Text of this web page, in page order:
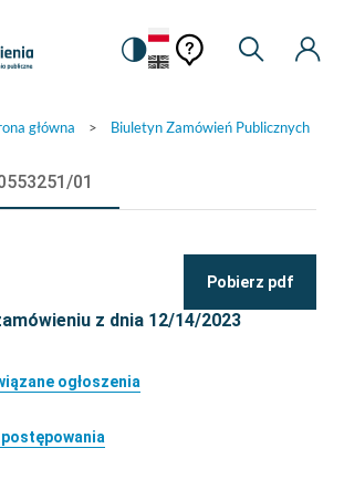
Ustawienia
Zmiana
na
kontrastową
Pomoc
kontekstowa
Pomoc
Moje
główna > Biuletyn Zamówień Publicznych
01
Pobierz pdf
z dnia 12/14/2023
ogłoszenia